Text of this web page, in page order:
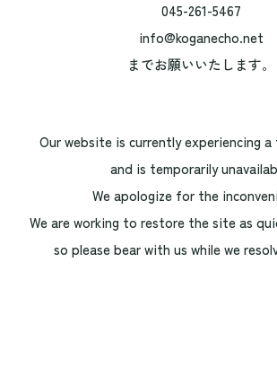
045-261-5467
info@koganecho.net
までお願いいたします。
Our website is currently experiencing a
and is temporarily
We apologize for the
We are working to restore the site as
so please bear with us while we